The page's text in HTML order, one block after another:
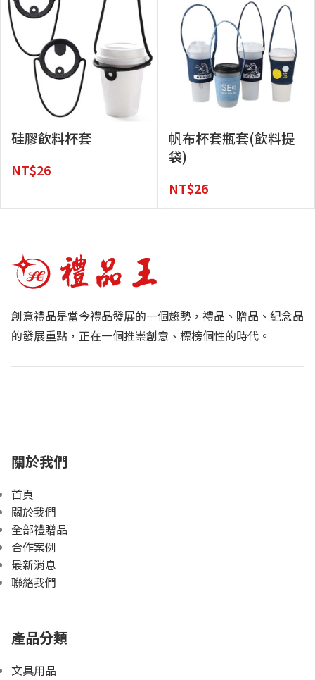
硅膠飲料杯套
NT$26
帆布杯套瓶套(飲料提
袋)
NT$26
創意禮品是當今禮品發展的一個趨勢，禮品、贈品、紀念品
的發展重點，正在一個推崇創意、標榜個性的時代。
關於我們
首頁
關於我們
全部禮贈品
合作案例
最新消息
聯絡我們
產品分類
文具用品